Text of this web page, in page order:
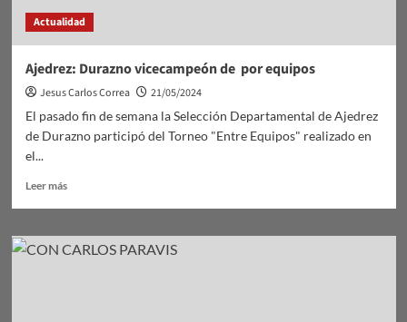
Actualidad
Ajedrez: Durazno vicecampeón de por equipos
Jesus Carlos Correa
21/05/2024
El pasado fin de semana la Selección Departamental de Ajedrez
de Durazno participó del Torneo "Entre Equipos" realizado en
el...
Leer másLeer
Ajedrez:
Durazno